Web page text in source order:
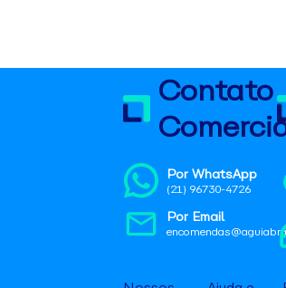
Contato
Por WhatsApp
(21) 96730-4726
Por Email